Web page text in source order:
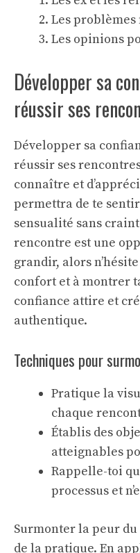
Les
Les opinions
Développer sa
réussir ses
Développer sa
réussir ses
connaître et
permettra de te sentir
sensualité sans
rencontre est une
grandir, alors
confort et à montrer
confiance attire et
authentique.
Techniques pour
Pratique la
chaque
Établis des
atteignables
Rappelle-toi
processus et
Surmonter la peur
de la pratique. En